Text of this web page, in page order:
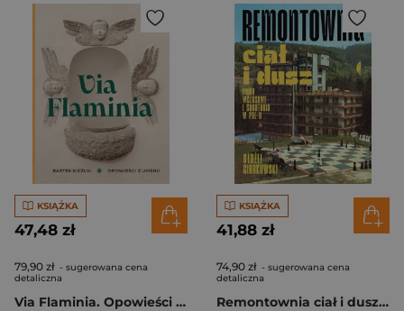
KSIĄŻKA
47,48 zł
79,90 zł - sugerowana cena
detaliczna
Via Flaminia. Opowieści z Umbrii
KSIĄŻKA
41,88 zł
74,90 zł - sugerowana cena
detaliczna
Remontownia ciał i dusz. Domy wczasowe i sanatoria w PRL-u